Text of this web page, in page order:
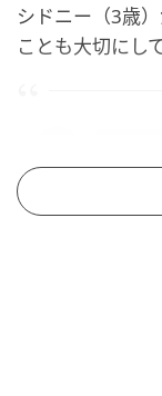
シドニー（3歳
ことも大切にし